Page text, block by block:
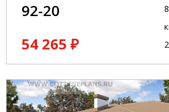
92-20
54 265 ₽